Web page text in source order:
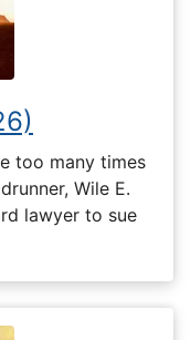
too many times
Wile E.
lawyer to sue